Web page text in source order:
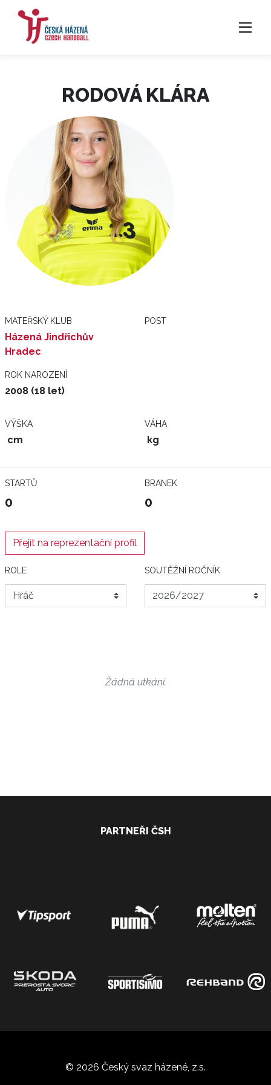
RODOVÁ KLÁRA
MATEŘSKÝ KLUB
Házená Jindřichův
Hradec
POST
ROK NAROZENÍ
2008 (18 let)
VÝŠKA
cm
VÁHA
kg
STARTŮ
0
BRANEK
0
Přejít na reprezentační profil
ROLE SOUTĚŽNÍ ROČNÍK
Žádná utkání.
PARTNEŘI ČSH
© 2026 Český svaz házené, z.s.